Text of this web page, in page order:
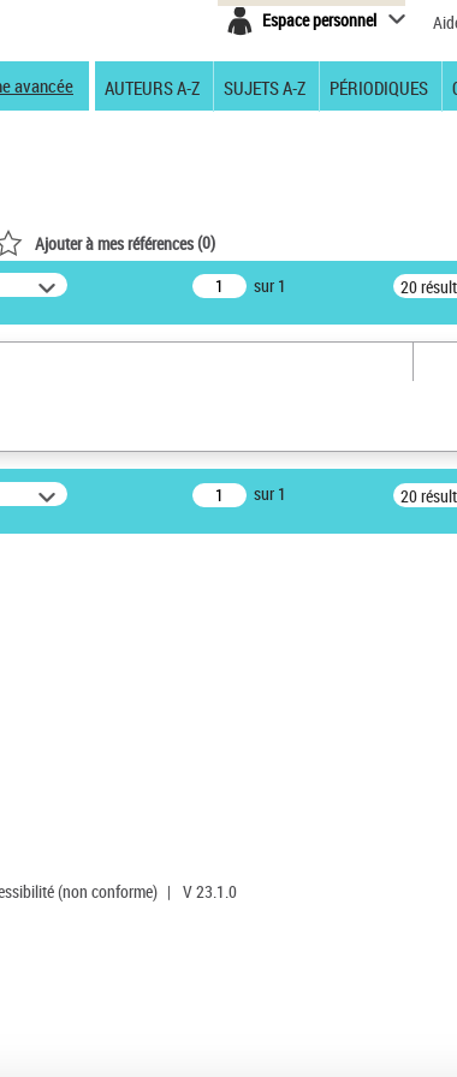
Espace personnel
avancée AUTEURS A-Z SUJETS A-Z PÉRIODIQUES
Ajouter à mes références(0)
sur 1 20
sur 1 20
(non conforme) | V 23.1.0